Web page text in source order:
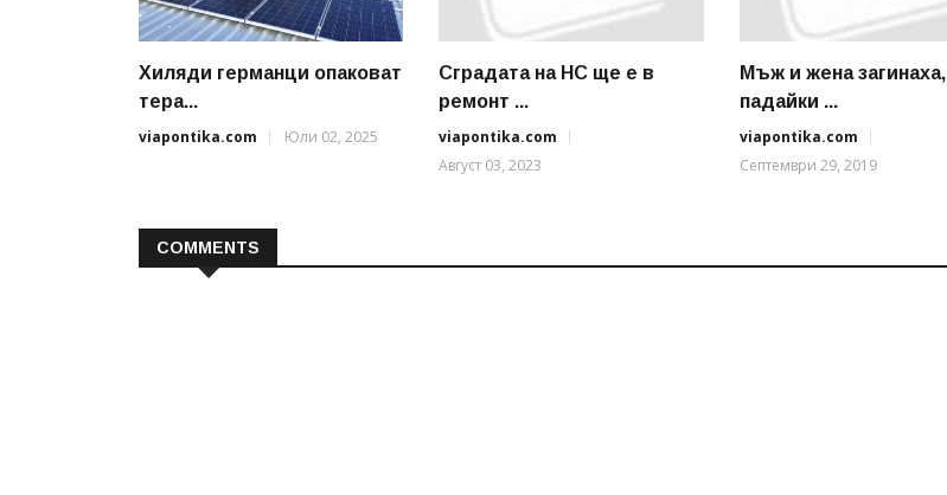
Хиляди германци опаковат
тера...
viapontika.com
Юли 02, 2025
Сградата на НС ще e в
ремонт ...
viapontika.com
Август 03, 2023
Мъж и жена загинаха,
падайки ...
viapontika.com
Септември 29, 2019
COMMENTS